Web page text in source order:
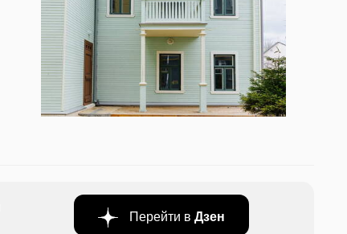
Перейти в Дзен